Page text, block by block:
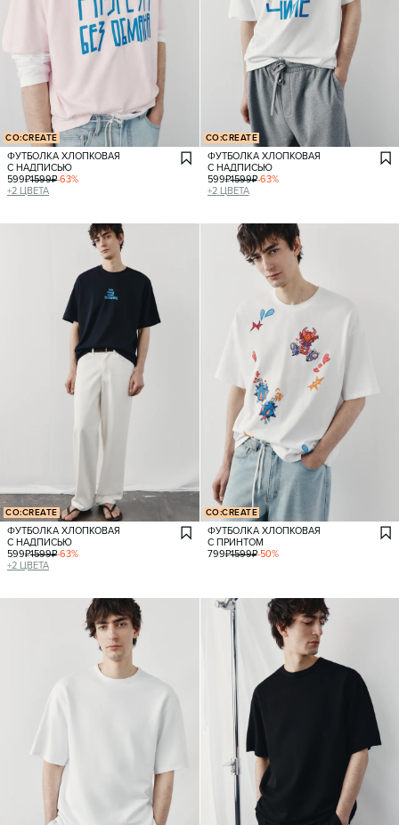
CO:CREATE
ФУТБОЛКА ХЛОПКОВАЯ
С НАДПИСЬЮ
599₽1599₽-63%
+2 ЦВЕТА
CO:CREATE
ФУТБОЛКА ХЛОПКОВАЯ
С НАДПИСЬЮ
599₽1599₽-63%
+2 ЦВЕТА
CO:CREATE
ФУТБОЛКА ХЛОПКОВАЯ
С НАДПИСЬЮ
599₽1599₽-63%
+2 ЦВЕТА
CO:CREATE
ФУТБОЛКА ХЛОПКОВАЯ
С ПРИНТОМ
799₽1599₽-50%